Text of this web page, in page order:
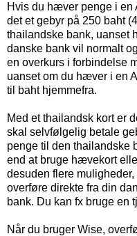
Hvis du hæver penge i en
det et gebyr på 250 baht (
thailandske bank, uanset
danske bank vil normalt
en overkurs i forbindelse
uanset om du hæver i en
til baht hjemmefra.
Med et thailandsk kort er
skal selvfølgelig betale
penge til den thailandske
end at bruge hævekort
desuden flere
overføre direkte fra din
bank. Du kan fx bruge en
Når du bruger Wise,